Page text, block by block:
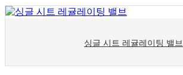
싱글 시트 레귤레이팅 밸브